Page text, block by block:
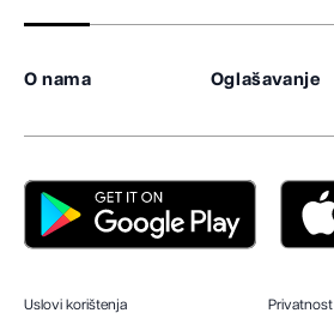
O nama Oglašavanje
Uslovi korištenja Privatnost